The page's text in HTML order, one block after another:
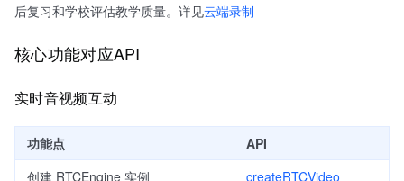
后复习和学校评估教学质量。详见云端录制
核心功能对应API
实时音视频互动
功能点
API
创建 RTCEngine 实例
createRTCVideo